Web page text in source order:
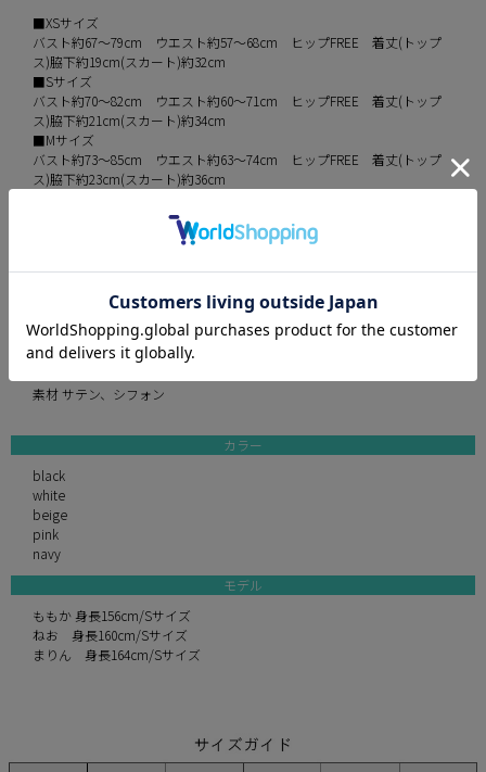
■XSサイズ
バスト約67～79cm ウエスト約57～68cm ヒップFREE 着丈(トップ
ス)脇下約19cm(スカート)約32cm
■Sサイズ
バスト約70～82cm ウエスト約60～71cm ヒップFREE 着丈(トップ
ス)脇下約21cm(スカート)約34cm
■Mサイズ
バスト約73～85cm ウエスト約63～74cm ヒップFREE 着丈(トップ
ス)脇下約23cm(スカート)約36cm
※平置きでの実寸採寸のため、多少の誤差が生じる場合がございます。
伸縮性 なし
透け感 なし
インナーパンツ なし
素材 サテン、シフォン
カラー
black
white
beige
pink
navy
モデル
ももか 身長156cm/Sサイズ
ねお 身長160cm/Sサイズ
まりん 身長164cm/Sサイズ